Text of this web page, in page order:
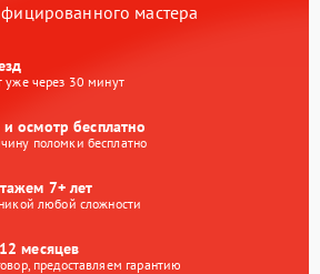
мастера
уже через 30 минут
осмотр бесплатно
поломки бесплатно
7+ лет
любой сложности
месяцев
предоставляем гарантию